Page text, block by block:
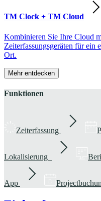
TM Clock + TM Cloud
Kombinieren Sie Ihre Cloud
Zeiterfassungsgeräten für ein
Ort.
Mehr entdecken
Funktionen
Zeiterfassung
Lokalisierung
App